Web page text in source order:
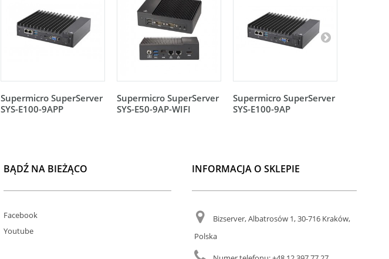
Supermicro SuperServer
SYS-E100-9APP
Supermicro SuperServer
SYS-E50-9AP-WIFI
Supermicro SuperServer
SYS-E100-9AP
BĄDŹ NA BIEŻĄCO
Facebook
Youtube
INFORMACJA O SKLEPIE
Bizserver, Albatrosów 1, 30-716 Kraków,
Polska